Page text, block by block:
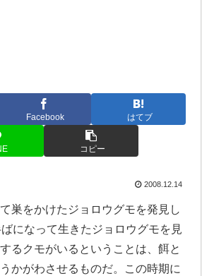
Facebook はてブ
コピー
2008.12.14
巣をかけたジョロウグモを発見し
になって生きたジョロウグモを見
るクモがいるということは、餌と
かがわさせるものだ。この時期に